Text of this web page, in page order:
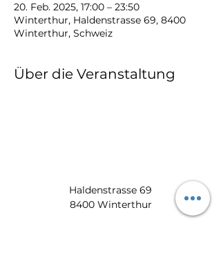
20. Feb. 2025, 17:00 – 23:50
Winterthur, Haldenstrasse 69, 8400
Winterthur, Schweiz
Über die Veranstaltung
Haldenstrasse 69
8400 Winterthur